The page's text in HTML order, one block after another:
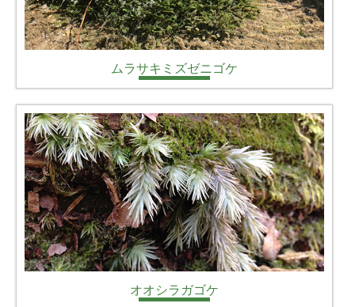
ムラサキミズゼニゴケ
オオシラガゴケ